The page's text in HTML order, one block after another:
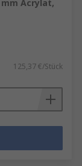
Acrylat,
125,37 €/Stück